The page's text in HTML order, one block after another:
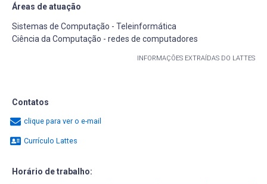
Áreas de atuação
Sistemas de Computação - Teleinformática
Ciência da Computação - redes de computadores
INFORMAÇÕES EXTRAÍDAS DO LATTES
Contatos
clique para ver o e-mail
Currículo Lattes
Horário de trabalho: